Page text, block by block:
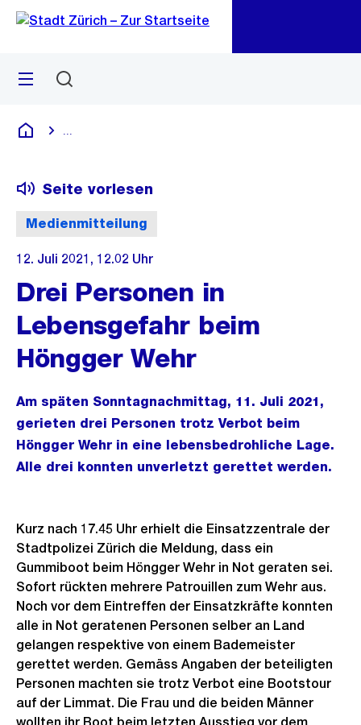
Navigation
Sprunglink
Menü
Deutsch
Medienmitteilung
Seite vorlesen
12. Juli 2021, 12.02 Uhr
Drei Personen in
Lebensgefahr beim
Höngger Wehr
Am späten Sonntagnachmittag, 11. Juli 2021,
gerieten drei Personen trotz Verbot beim
Höngger Wehr in eine lebensbedrohliche Lage.
Alle drei konnten unverletzt gerettet werden.
Kurz nach 17.45 Uhr erhielt die Einsatzzentrale der
Stadtpolizei Zürich die Meldung, dass ein
Gummiboot beim Höngger Wehr in Not geraten sei.
Sofort rückten mehrere Patrouillen zum Wehr aus.
Noch vor dem Eintreffen der Einsatzkräfte konnten
alle in Not geratenen Personen selber an Land
gelangen respektive von einem Bademeister
gerettet werden. Gemäss Angaben der beteiligten
Personen machten sie trotz Verbot eine Bootstour
auf der Limmat. Die Frau und die beiden Männer